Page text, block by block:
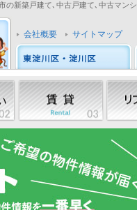
の新築戸建て､中古戸建て､中古マン
会社概要 サイトマップ